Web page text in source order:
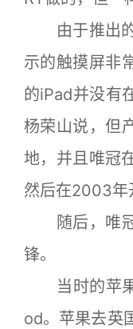
由于推出的
示的触摸屏非
的iPad并没有
杨荣山说，但
地，并且唯冠
然后在2003年
随后，唯冠
锋。
当时的苹果
od。苹果去英